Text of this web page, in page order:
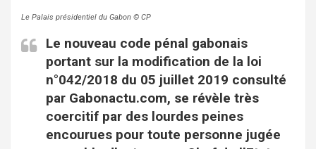
Le Palais présidentiel du Gabon © CP
Le nouveau code pénal gabonais
portant sur la modification de la loi
n°042/2018 du 05 juillet 2019 consulté
par Gabonactu.com, se révèle très
coercitif par des lourdes peines
encourues pour toute personne jugée